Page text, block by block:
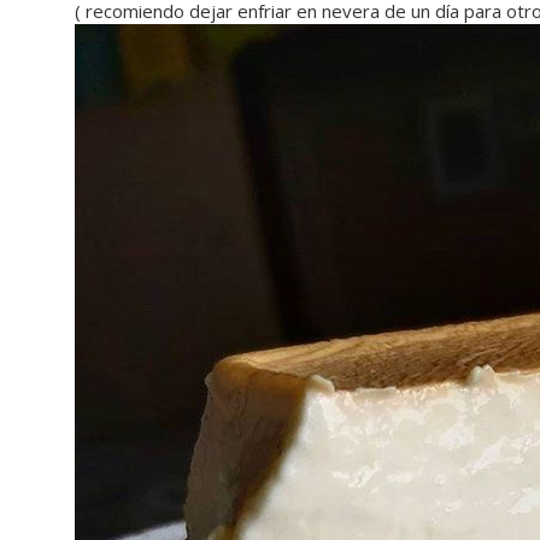
( recomiendo dejar enfriar en nevera de un día para